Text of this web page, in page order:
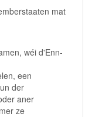
mat
wéi d'Enn-
een
der
aner
ze